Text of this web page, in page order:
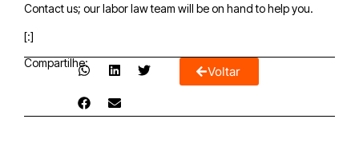
Contact us; our labor law team will be on hand to help you.
[:]
Compartilhe:
Voltar